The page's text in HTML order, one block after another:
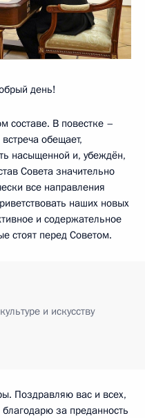
день!
составе. В повестке –
обещает,
насыщенной и, убеждён,
Совета значительно
все направления
наших новых
и содержательное
стоят перед Советом.
и искусству
Поздравляю вас и всех,
за преданность